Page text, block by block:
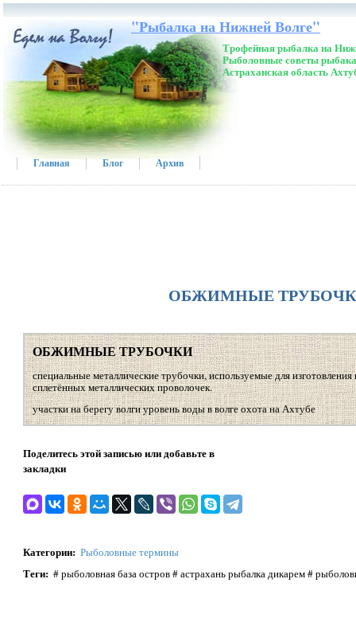
"Рыбалка на Нижней Волге"
Трофейная рыбалка на
Рыболовные советы
Астраханская область
Главная Блог Архив
ОБЖИМНЫЕ
ОБЖИМНЫЕ ТРУБОЧКИ
специальные металлические трубочки, используемые для изготовления
сплетённых металлических проволочек.
участки на берегу волги уровень воды в волге охота на Ахтубе
Поделитесь этой записью или добавьте в
закладки
Категории: Рыболовные термины
Теги: # рыболовная база остров # астрахань рыбалка дикарем #